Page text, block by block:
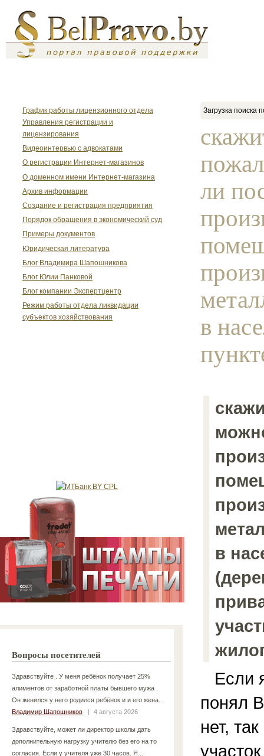
График работы лицензионного отдела
Управления регистрации и
лицензирования
Видеоинтервью с адвокатами
О регистрации Интернет-магазинов
О доменном имени Интернет-магазина
Архив информации
Создание и регистрация предприятия
Порядок обращения в экономический суд
Примеры документов
Юридическая литература
Блог Владимира Шапошникова
Блог Юлии Панковой
Блог компании Экспертцентр
Режим работы отдела ликвидации
субъектов хозяйствования
Вопросы посетителей
Здравствуйте . У меня ребёнок получает 25%
алиментов от заработной платы бывшего мужа .
Он женился у него родился ребёнок и и его жена...
Владимир Шапошников
| 4 августа 2026
Здравствуйте, может ли директор школы дать
дополнительную нагрузку учителю без его на то
согласия. Если у учителя уже 30 часов. Я...
Загрузка поиска
ли
в
в
Если
понял
нет,